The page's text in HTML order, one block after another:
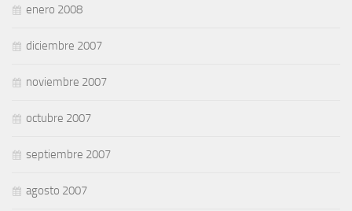
enero 2008
diciembre 2007
noviembre 2007
octubre 2007
septiembre 2007
agosto 2007